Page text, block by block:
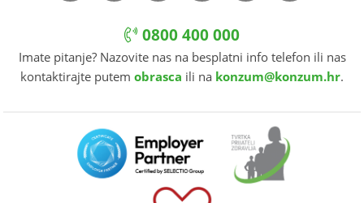
0800 400 000
Imate pitanje? Nazovite nas na besplatni info telefon ili nas
kontaktirajte putem obrasca ili na konzum@konzum.hr.